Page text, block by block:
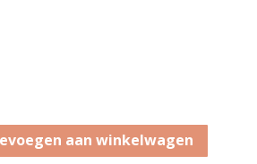
aan winkelwagen